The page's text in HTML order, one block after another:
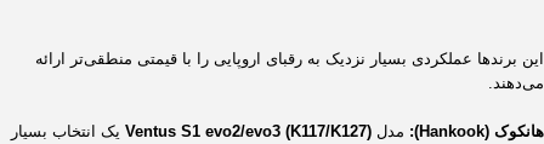
این برندها عملکردی بسیار نزدیک به رقبای اروپایی را با قیمتی منطقی‌تر ارائه
می‌دهند.
هانکوک (Hankook): مدل Ventus S1 evo2/evo3 (K117/K127) یک انتخاب بسیار